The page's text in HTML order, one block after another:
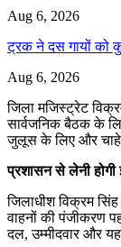
Aug 6, 2026
ट्रक ने दस गायों को
Aug 6, 2026
जिला मजिस्ट्रेट
सार्वजनिक बैठक के
जुलूस के लिए और चाहे
प्रशासन से लेनी
जिलाधीश विक्रम
वाहनों की पंजीकरण
दल, उम्मीदवार और